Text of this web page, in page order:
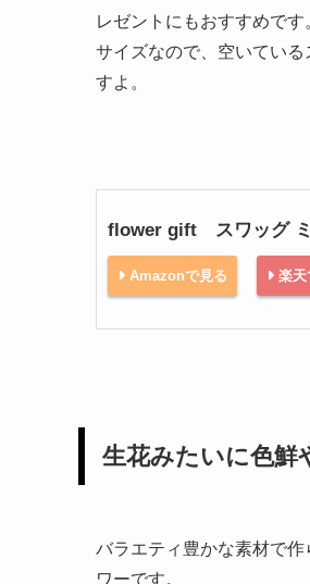
レゼントにもおすすめで
サイズなので、空いてい
すよ。
flower gift スワッグ
Amazonで見る 楽天
生花みたいに色鮮
バラエティ豊かな素材で
ワーです。